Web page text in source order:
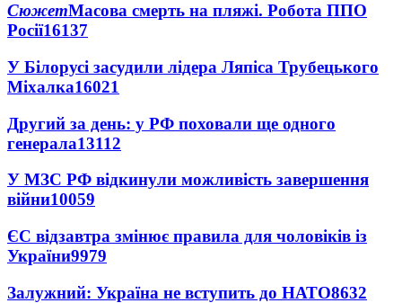
СюжетМасова смерть на пляжі. Робота ППО
Росії16137
У Білорусі засудили лідера Ляпіса Трубецького
Міхалка16021
Другий за день: у РФ поховали ще одного
генерала13112
У МЗС РФ відкинули можливість завершення
війни10059
ЄС відзавтра змінює правила для чоловіків із
України9979
Залужний: Україна не вступить до НАТО8632